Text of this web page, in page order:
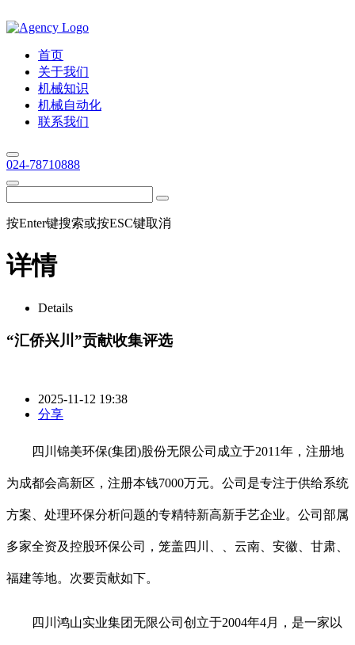
首页
关于我们
机械知识
机械自动化
联系我们
024-78710888
按Enter键搜索或按ESC键取消
详情
Details
“汇侨兴川”贡献收集评选
2025-11-12 19:38
分享
四川锦美环保(集团)股份无限公司成立于2011年，注册地
为成都会高新区，注册本钱7000万元。公司是专注于供给系统
方案、处理环保分析问题的专精特新高新手艺企业。公司部属
多家全资及控股环保公司，笼盖四川、、云南、安徽、甘肃、
福建等地。次要贡献如下。
四川鸿山实业集团无限公司创立于2004年4月，是一家以